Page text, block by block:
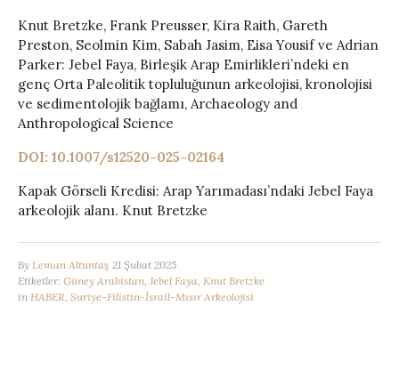
Knut Bretzke, Frank Preusser, Kira Raith, Gareth
Preston, Seolmin Kim, Sabah Jasim, Eisa Yousif ve Adrian
Parker: Jebel Faya, Birleşik Arap Emirlikleri’ndeki en
genç Orta Paleolitik topluluğunun arkeolojisi, kronolojisi
ve sedimentolojik bağlamı, Archaeology and
Anthropological Science
DOI: 10.1007/s12520-025-02164
Kapak Görseli Kredisi: Arap Yarımadası’ndaki Jebel Faya
arkeolojik alanı. Knut Bretzke
By Leman Altuntaş 21 Şubat 2025
Etiketler: Güney Arabistan, Jebel Faya, Knut Bretzke
in HABER, Suriye-Filistin-İsrail-Mısır Arkeolojisi